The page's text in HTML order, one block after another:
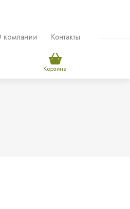
Контакты
Корзина